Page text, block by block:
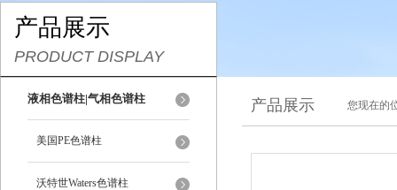
产品展示
PRODUCT DISPLAY
液相色谱柱|气相色谱柱
美国PE色谱柱
沃特世Waters色谱柱
产品展示 您现在的